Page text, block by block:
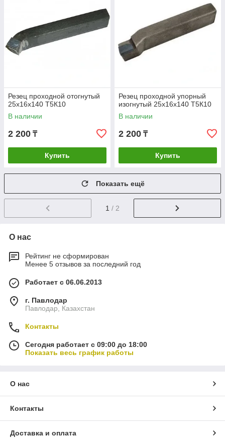
Резец проходной отогнутый
25х16х140 Т5К10
В наличии
2 200 ₸
Купить
Резец проходной упорный
изогнутый 25х16х140 Т5К10
В наличии
2 200 ₸
Купить
Показать ещё
1 / 2
О нас
Рейтинг не сформирован
Менее 5 отзывов за последний год
Работает с 06.06.2013
г. Павлодар
Павлодар, Казахстан
Контакты
Сегодня работает с 09:00 до 18:00
Показать весь график работы
О нас
Контакты
Доставка и оплата